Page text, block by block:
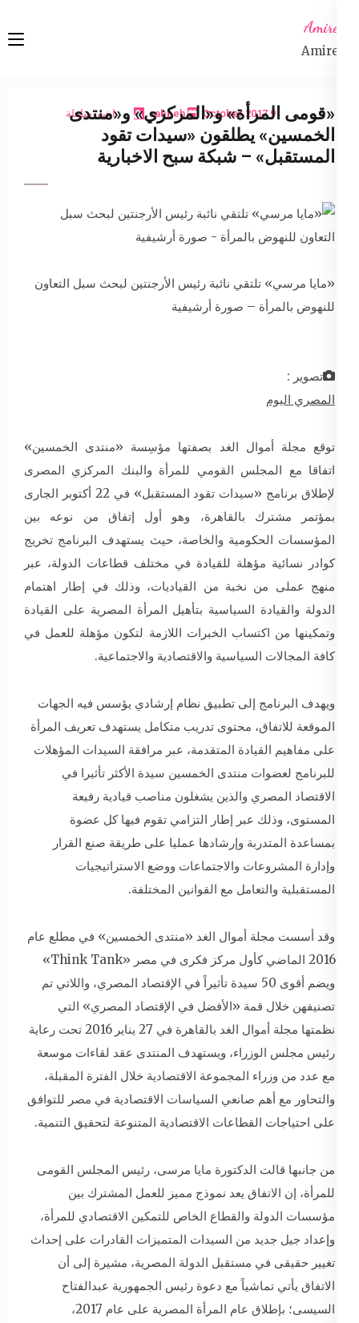
content
Enter)
Amireta
Amireta
9 October 2017
sabbeh اخبار شاملة
«قومى المرأة» و«المركزي» و«منتدى
الخمسين» يطلقون «سيدات تقود
المستقبل» – شبكة سبح الاخبارية
«مايا مرسي» تلتقي نائبة رئيس الأرجنتين لبحث سبل التعاون
للنهوض بالمرأة – صورة أرشيفية
تصوير :
المصري اليوم
توقع مجلة أموال الغد بصفتها مؤسِسة «منتدى الخمسين»
اتفاقا مع المجلس القومي للمرأة والبنك المركزي المصرى
لإطلاق برنامج «سيدات تقود المستقبل» في 22 أكتوبر الجارى
بمؤتمر مشترك بالقاهرة، وهو أول إتفاق من نوعه بين
المؤسسات الحكومية والخاصة، حيث يستهدف البرنامج تخريج
كوادر نسائية مؤهلة للقيادة في مختلف قطاعات الدولة، عبر
منهج عملى من نخبة من القياديات، وذلك في إطار اهتمام
الدولة والقيادة السياسية بتأهيل المرأة المصرية على القيادة
وتمكينها من اكتساب الخبرات اللازمة لتكون مؤهلة للعمل في
كافة المجالات السياسية والاقتصادية والاجتماعية.
ويهدف البرنامج إلى تطبيق نظام إرشادي يؤسس فيه الجهات
الموقعة للاتفاق، محتوى تدريب متكامل يستهدف تعريف المرأة
على مفاهيم القيادة المتقدمة، عبر مرافقة السيدات المؤهلات
للبرنامج لعضوات منتدى الخمسين سيدة الأكثر تأثيرا في
الاقتصاد المصري والذين يشغلون مناصب قيادية رفيعة
المستوى، وذلك عبر إطار التزامي تقوم فيها كل عضوة
بمساعدة المتدربة وإرشادها عمليا على طريقة صنع القرار
وإدارة المشروعات والاجتماعات ووضع الاستراتيجيات
المستقبلية والتعامل مع القوانين المختلفة.
وقد أسست مجلة أموال الغد «منتدى الخمسين» في مطلع عام
2016 الماضي كأول مركز فكرى في مصر «Think Tank»
ويضم أقوى 50 سيدة تأثيراً في الإقتصاد المصري، واللاتي تم
تصنيفهن خلال قمة «الأفضل في الإقتصاد المصري» التي
نظمتها مجلة أموال الغد بالقاهرة في 27 يناير 2016 تحت رعاية
رئيس مجلس الوزراء، ويستهدف المنتدى عقد لقاءات موسعة
مع عدد من وزراء المجموعة الاقتصادية خلال الفترة المقبلة،
والتحاور مع أهم صانعي السياسات الاقتصادية في مصر للتوافق
على احتياجات القطاعات الاقتصادية المتنوعة لتحقيق التنمية.
من جانبها قالت الدكتورة مايا مرسى، رئيس المجلس القومى
للمرأة، إن الاتفاق يعد نموذج مميز للعمل المشترك بين
مؤسسات الدولة والقطاع الخاص للتمكين الاقتصادي للمرأة،
وإعداد جيل جديد من السيدات المتميزات القادرات على إحداث
تغيير حقيقى في مستقبل الدولة المصرية، مشيرة إلى أن
الاتفاق يأتي تماشياً مع دعوة رئيس الجمهورية عبدالفتاح
السيسى؛ بإطلاق عام المرأة المصرية على عام 2017،